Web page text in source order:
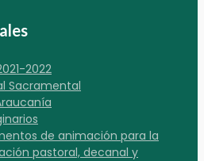
2022
Sacramental
de animación para la
pastoral, decanal y